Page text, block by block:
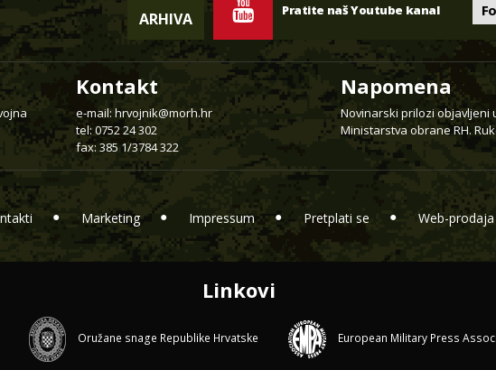
ARHIVA Pratite naš Youtube kanal
Kontakt
e-mail: hrvojnik@morh.hr
tel: 0752 24 302
fax: 385 1/3784 322
Napomena
Novinarski prilozi objavljeni
Ministarstva obrane RH.
Marketing Impressum Pretplati se Web-prodaja
Linkovi
Oružane snage Republike Hrvatske European Military Press